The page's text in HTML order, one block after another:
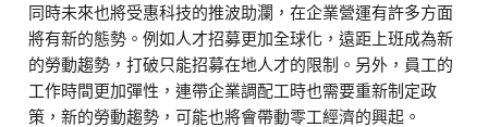
同時未來也將受惠科技的推波助瀾，在企業營運有許多方面
將有新的態勢。例如人才招募更加全球化，遠距上班成為新
的勞動趨勢，打破只能招募在地人才的限制。另外，員工的
工作時間更加彈性，連帶企業調配工時也需要重新制定政
策，新的勞動趨勢，可能也將會帶動零工經濟的興起。